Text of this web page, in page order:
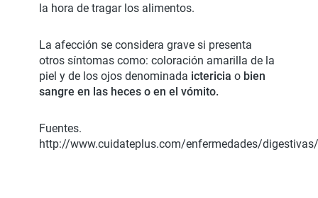
la hora de tragar los alimentos.
La afección se considera grave si presenta
otros síntomas como: coloración amarilla de la
piel y de los ojos denominada ictericia o bien
sangre en las heces o en el vómito.
Fuentes.
http://www.cuidateplus.com/enfermedades/